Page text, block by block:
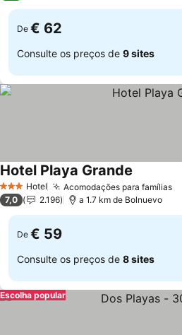
De € 62
Consulte os preços de 9 sites
3 EstrelasHotel Acomodações para famílias
Hotel Playa Grande
7,0 2.196 a 1.7 km de Bolnuevo
De € 59
Consulte os preços de 8 sites
Escolha popular